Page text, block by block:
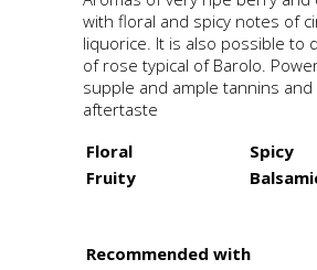
with floral and spicy notes of
liquorice. It is also possible to
of rose typical of Barolo.
supple and ample tannins and
aftertaste
Floral
Spicy
Fruity
Recommended with